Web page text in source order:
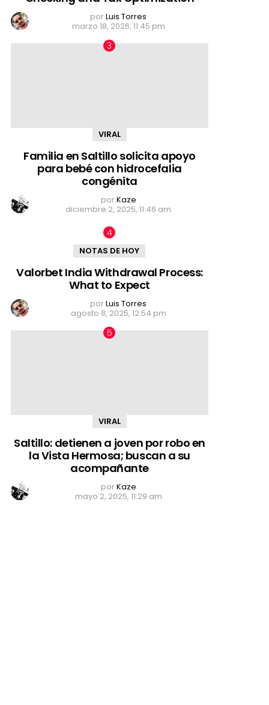
porLuis Torres
marzo 18, 2026, 11:45 pm
VIRAL
Familia en Saltillo solicita apoyo
para bebé con hidrocefalia
congénita
porKaze
diciembre 2, 2025, 11:46 am
NOTAS DE HOY
Valorbet India Withdrawal Process:
What to Expect
porLuis Torres
agosto 8, 2025, 12:54 pm
VIRAL
Saltillo: detienen a joven por robo en
la Vista Hermosa; buscan a su
acompañante
porKaze
mayo 2, 2025, 11:29 am